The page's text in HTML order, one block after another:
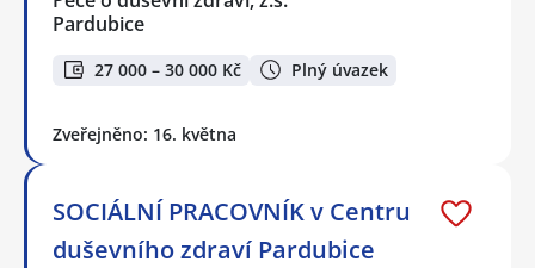
Pardubice
27 000 – 30 000 Kč Plný úvazek
Zveřejněno: 16. května
SOCIÁLNÍ PRACOVNÍK v Centru
duševního zdraví Pardubice